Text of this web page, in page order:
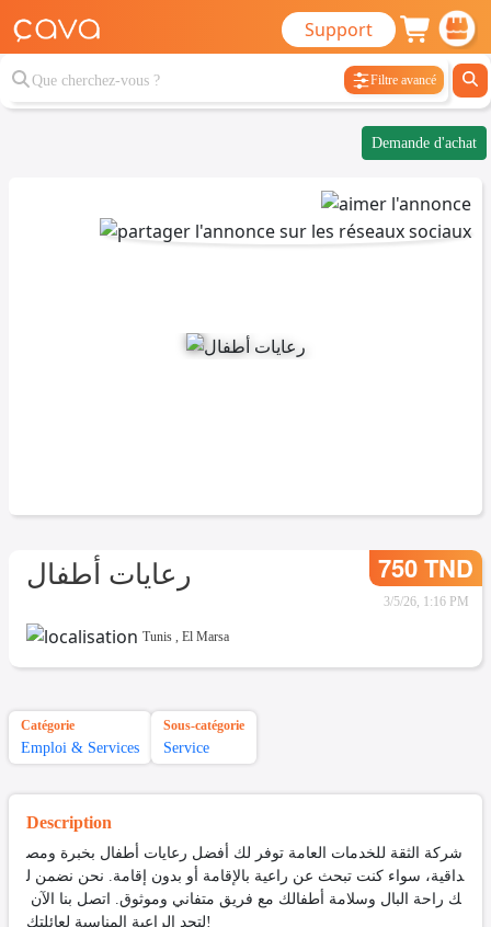
Support
Filtre avancé
Demande d'achat
رعايات أطفال 750 TND
3/5/26, 1:16 PM
Tunis , El Marsa
Catégorie
Emploi & Services
Sous-catégorie
Service
Description
شركة الثقة للخدمات العامة توفر لك أفضل رعايات أطفال بخبرة ومص
داقية، سواء كنت تبحث عن راعية بالإقامة أو بدون إقامة. نحن نضمن ل
ك راحة البال وسلامة أطفالك مع فريق متفاني وموثوق. اتصل بنا الآن
لتجد الراعية المناسبة لعائلتك!